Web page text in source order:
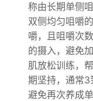
称由长期单侧
双侧均匀咀嚼
嚼，且咀嚼次
的摄入，避免
肌放松训练，
期坚持，通常3
避免再次养成